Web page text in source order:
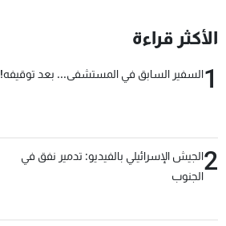
الأكثر قراءة
1السفير السابق في المستشفى... بعد توقيفه!
2الجيش الإسرائيلي بالفيديو: تدمير نفق في
الجنوب